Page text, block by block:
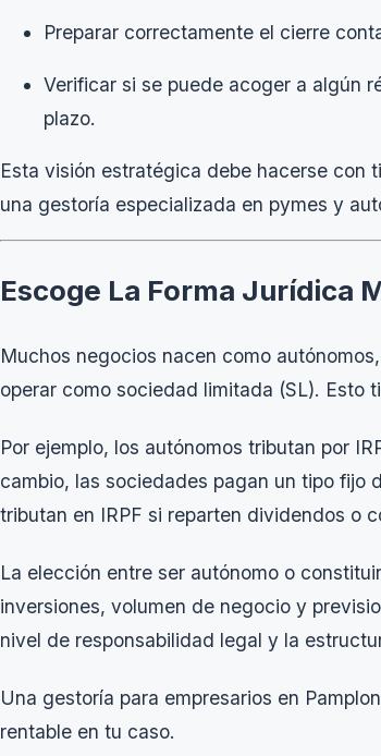
Preparar correctamente el cierre
Verificar si se puede acoger a algún
plazo.
Esta visión estratégica debe hacerse con
una gestoría especializada en pymes y
Escoge La Forma Jurídica
Muchos negocios nacen como
operar como sociedad limitada (SL). Esto
Por ejemplo, los autónomos tributan por
cambio, las sociedades pagan un tipo fijo
tributan en IRPF si reparten dividendos o
La elección entre ser autónomo o
inversiones, volumen de negocio y
nivel de responsabilidad legal y la
Una gestoría para empresarios en
rentable en tu caso.